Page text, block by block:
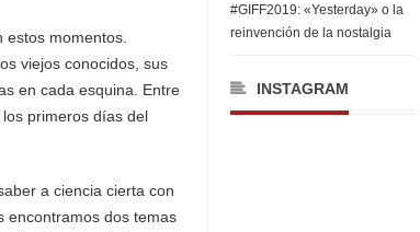
momentos.
viejos conocidos, sus
en cada esquina. Entre
primeros días del
a ciencia cierta con
encontramos dos temas
#GIFF2019: «Yesterday» o la
reinvención de la nostalgia
INSTAGRAM